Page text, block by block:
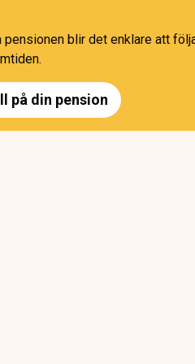
blir det enklare att
på din pension